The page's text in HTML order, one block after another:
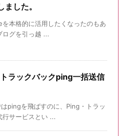
した。
本格的に活用したくなったのもあ
ログを引っ越 ...
ラックバックping一括送信
pingを飛ばすのに、Ping・トラッ
行サービスとい ...